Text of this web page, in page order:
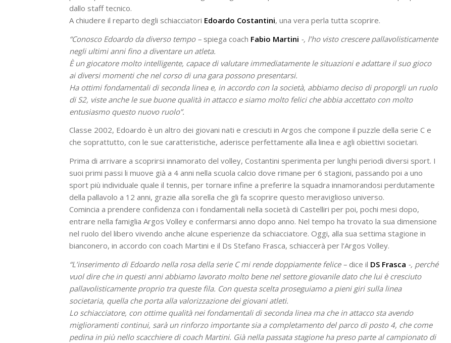
dallo staff tecnico.
A chiudere il reparto degli schiacciatori Edoardo Costantini, una vera perla tutta scoprire.
“Conosco Edoardo da diverso tempo – spiega coach Fabio Martini -, l’ho visto crescere pallavolisticamente
negli ultimi anni fino a diventare un atleta.
È un giocatore molto intelligente, capace di valutare immediatamente le situazioni e adattare il suo gioco
ai diversi momenti che nel corso di una gara possono presentarsi.
Ha ottimi fondamentali di seconda linea e, in accordo con la società, abbiamo deciso di proporgli un ruolo
di S2, viste anche le sue buone qualità in attacco e siamo molto felici che abbia accettato con molto
entusiasmo questo nuovo ruolo”.
Classe 2002, Edoardo è un altro dei giovani nati e cresciuti in Argos che compone il puzzle della serie C e
che soprattutto, con le sue caratteristiche, aderisce perfettamente alla linea e agli obiettivi societari.
Prima di arrivare a scoprirsi innamorato del volley, Costantini sperimenta per lunghi periodi diversi sport. I
suoi primi passi li muove già a 4 anni nella scuola calcio dove rimane per 6 stagioni, passando poi a uno
sport più individuale quale il tennis, per tornare infine a preferire la squadra innamorandosi perdutamente
della pallavolo a 12 anni, grazie alla sorella che gli fa scoprire questo meraviglioso universo.
Comincia a prendere confidenza con i fondamentali nella società di Castelliri per poi, pochi mesi dopo,
entrare nella famiglia Argos Volley e confermarsi anno dopo anno. Nel tempo ha trovato la sua dimensione
nel ruolo del libero vivendo anche alcune esperienze da schiacciatore. Oggi, alla sua settima stagione in
bianconero, in accordo con coach Martini e il Ds Stefano Frasca, schiaccerà per l’Argos Volley.
“L’inserimento di Edoardo nella rosa della serie C mi rende doppiamente felice – dice il DS Frasca -, perché
vuol dire che in questi anni abbiamo lavorato molto bene nel settore giovanile dato che lui è cresciuto
pallavolisticamente proprio tra queste fila. Con questa scelta proseguiamo a pieni giri sulla linea
societaria, quella che porta alla valorizzazione dei giovani atleti.
Lo schiacciatore, con ottime qualità nei fondamentali di seconda linea ma che in attacco sta avendo
miglioramenti continui, sarà un rinforzo importante sia a completamento del parco di posto 4, che come
pedina in più nello scacchiere di coach Martini. Già nella passata stagione ha preso parte al campionato di